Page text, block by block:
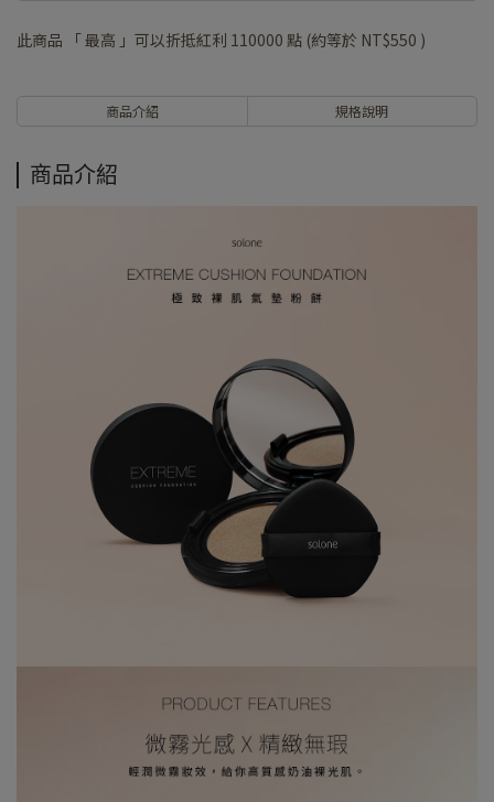
此商品 「 最高 」可以折抵紅利 110000 點 (約等於 NT$550 )
商品介紹 規格說明
商品介紹